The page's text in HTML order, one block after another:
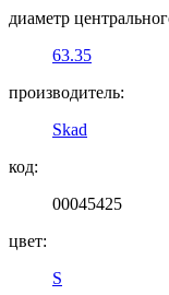
диаметр
63.35
производитель:
Skad
код:
00045425
цвет:
S